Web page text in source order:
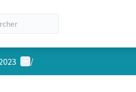
Menu utilisateur
/